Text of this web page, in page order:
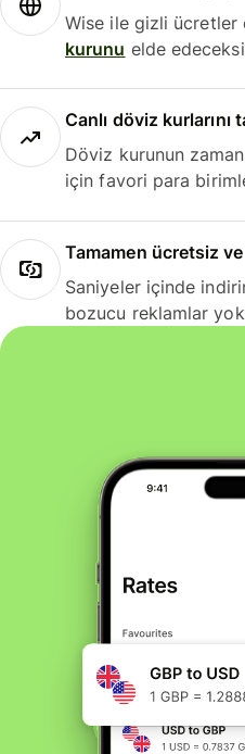
Wise ile gizli ücretler
kurunu elde
Canlı döviz kurlarını
Döviz kurunun
için favori para
Tamamen ücretsiz ve
Saniyeler içinde
bozucu reklamlar